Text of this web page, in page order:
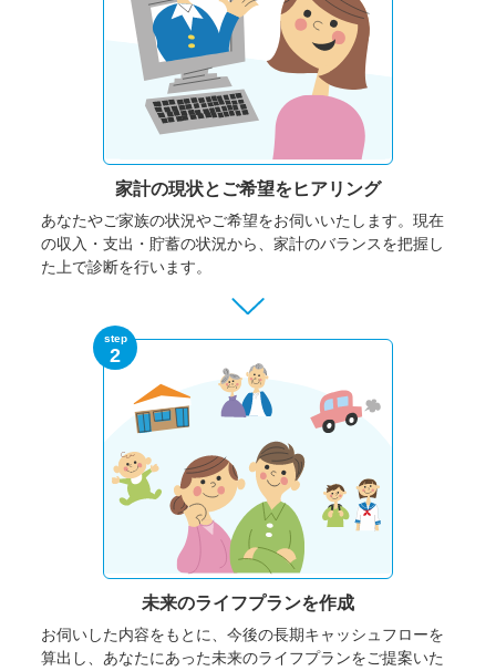
家計の現状と ご希望をヒアリング
あなたやご家族の状況やご希望をお伺いいたします。 現在
の収入・支出・貯蓄の状況から、家計のバランスを把握し
た上で診断を行います。
step
2
未来のライフプランを作成
お伺いした内容をもとに、今後の長期キャッシュフローを
算出し、あなたにあった未来のライフプランをご提案いた